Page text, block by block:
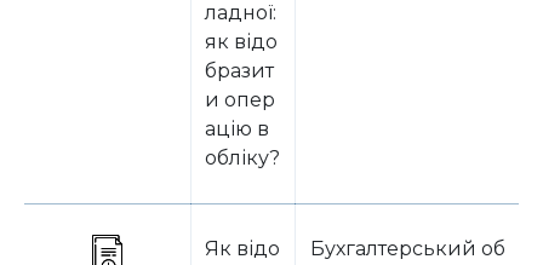
ладної:
як відо
бразит
и опер
ацію в
обліку?
Як відо
Бухгалтерський об